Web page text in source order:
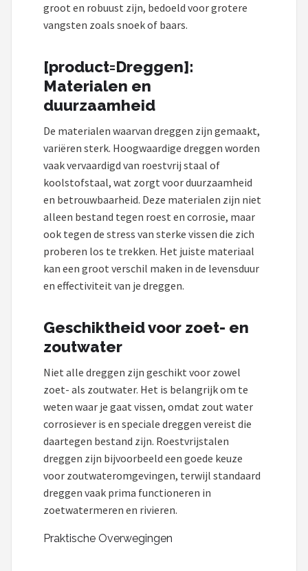
groot en robuust zijn, bedoeld voor grotere
vangsten zoals snoek of baars.
[product=Dreggen]:
Materialen en
duurzaamheid
De materialen waarvan dreggen zijn gemaakt,
variëren sterk. Hoogwaardige dreggen worden
vaak vervaardigd van roestvrij staal of
koolstofstaal, wat zorgt voor duurzaamheid
en betrouwbaarheid. Deze materialen zijn niet
alleen bestand tegen roest en corrosie, maar
ook tegen de stress van sterke vissen die zich
proberen los te trekken. Het juiste materiaal
kan een groot verschil maken in de levensduur
en effectiviteit van je dreggen.
Geschiktheid voor zoet- en
zoutwater
Niet alle dreggen zijn geschikt voor zowel
zoet- als zoutwater. Het is belangrijk om te
weten waar je gaat vissen, omdat zout water
corrosiever is en speciale dreggen vereist die
daartegen bestand zijn. Roestvrijstalen
dreggen zijn bijvoorbeeld een goede keuze
voor zoutwateromgevingen, terwijl standaard
dreggen vaak prima functioneren in
zoetwatermeren en rivieren.
Praktische Overwegingen